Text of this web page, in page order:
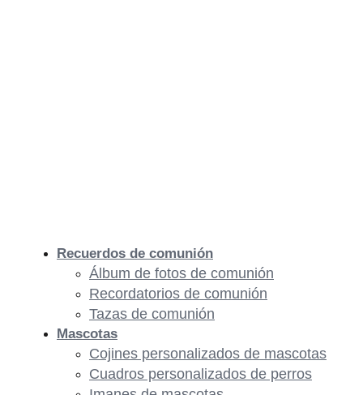
Recuerdos de comunión
Álbum de fotos de comunión
Recordatorios de comunión
Tazas de comunión
Mascotas
Cojines personalizados de mascotas
Cuadros personalizados de perros